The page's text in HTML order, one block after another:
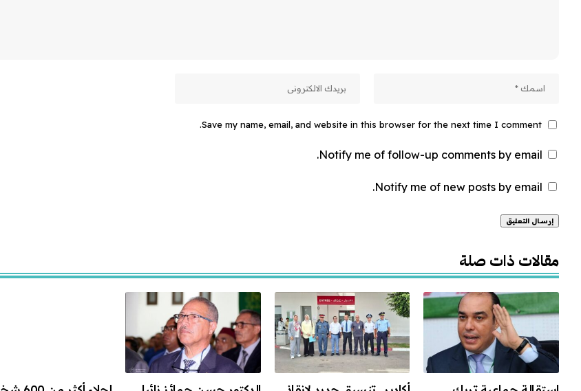
Save my name, email, and website in this browser for the next time I comment.
Notify me of follow-up comments by email.
Notify me of new posts by email.
مقالات ذات صلة